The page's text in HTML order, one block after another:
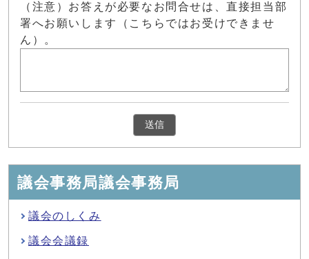
（注意）お答えが必要なお問合せは、直接担当部
署へお願いします（こちらではお受けできませ
ん）。
議会事務局議会事務局
議会のしくみ
議会会議録